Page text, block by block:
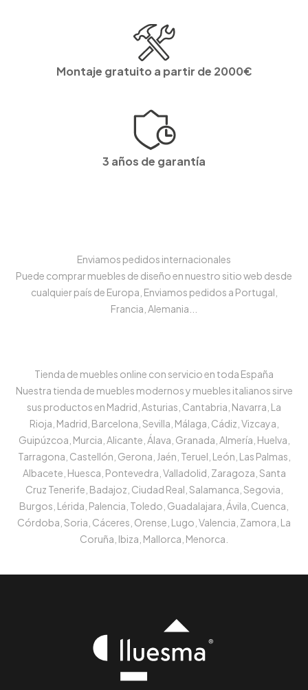
Montaje gratuito a partir de 2000€
3 años de garantía
Enviamos pedidos internacionales
Puede comprar muebles de diseño en nuestro sitio web desde
cualquier país de Europa, Enviamos pedidos a Portugal,
Francia, Alemania...
Tienda de muebles online con servicio en toda España
Nuestra tienda de muebles modernos y muebles italianos sirve
sus productos en Madrid, Asturias, Cantabria, Navarra, La
Rioja, Madrid, Barcelona, Sevilla, Málaga, Cádiz, Vizcaya,
Guipúzcoa, Murcia, Alicante, Álava, Granada, Almería, Huelva,
Tarragona, Castellón, Gerona, Jaén, Teruel, León, Las Palmas,
Albacete, Huesca, Pontevedra, Valladolid, Zaragoza, Santa
Cruz Tenerife, Badajoz, Ciudad Real, Salamanca, Segovia,
Burgos, Lérida, Palencia, Toledo, Guadalajara, Ávila, Cuenca,
Córdoba, Soria, Cáceres, Orense, Lugo, Valencia, Zamora, La
Coruña, Ibiza, Mallorca, Menorca.